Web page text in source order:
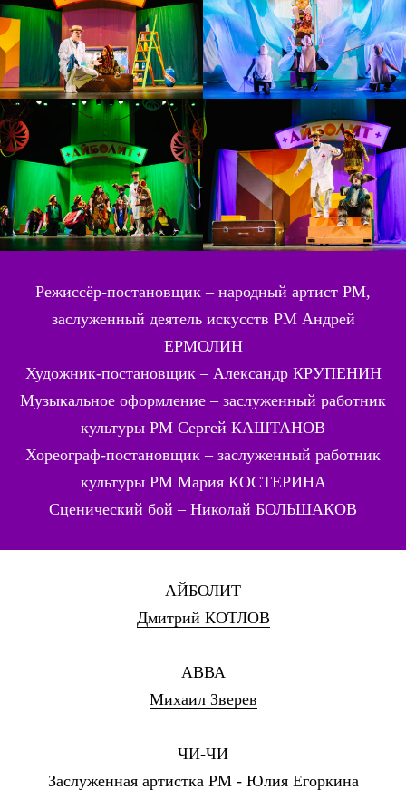
Режиссёр-постановщик – народный артист РМ,
заслуженный деятель искусств РМ Андрей
ЕРМОЛИН
Художник-постановщик – Александр КРУПЕНИН
Музыкальное оформление – заслуженный работник
культуры РМ Сергей КАШТАНОВ
Хореограф-постановщик – заслуженный работник
культуры РМ Мария КОСТЕРИНА
Сценический бой – Николай БОЛЬШАКОВ
АЙБОЛИТ
Дмитрий КОТЛОВ
АВВА
Михаил Зверев
ЧИ-ЧИ
Заслуженная артистка РМ - Юлия Егоркина